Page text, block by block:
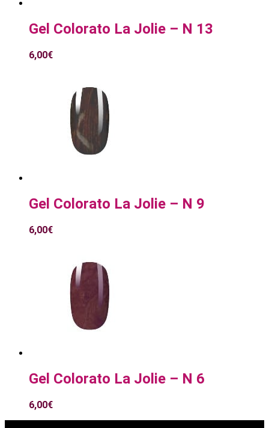
Gel Colorato La Jolie – N 13
6,00€
Gel Colorato La Jolie – N 9
6,00€
Gel Colorato La Jolie – N 6
6,00€